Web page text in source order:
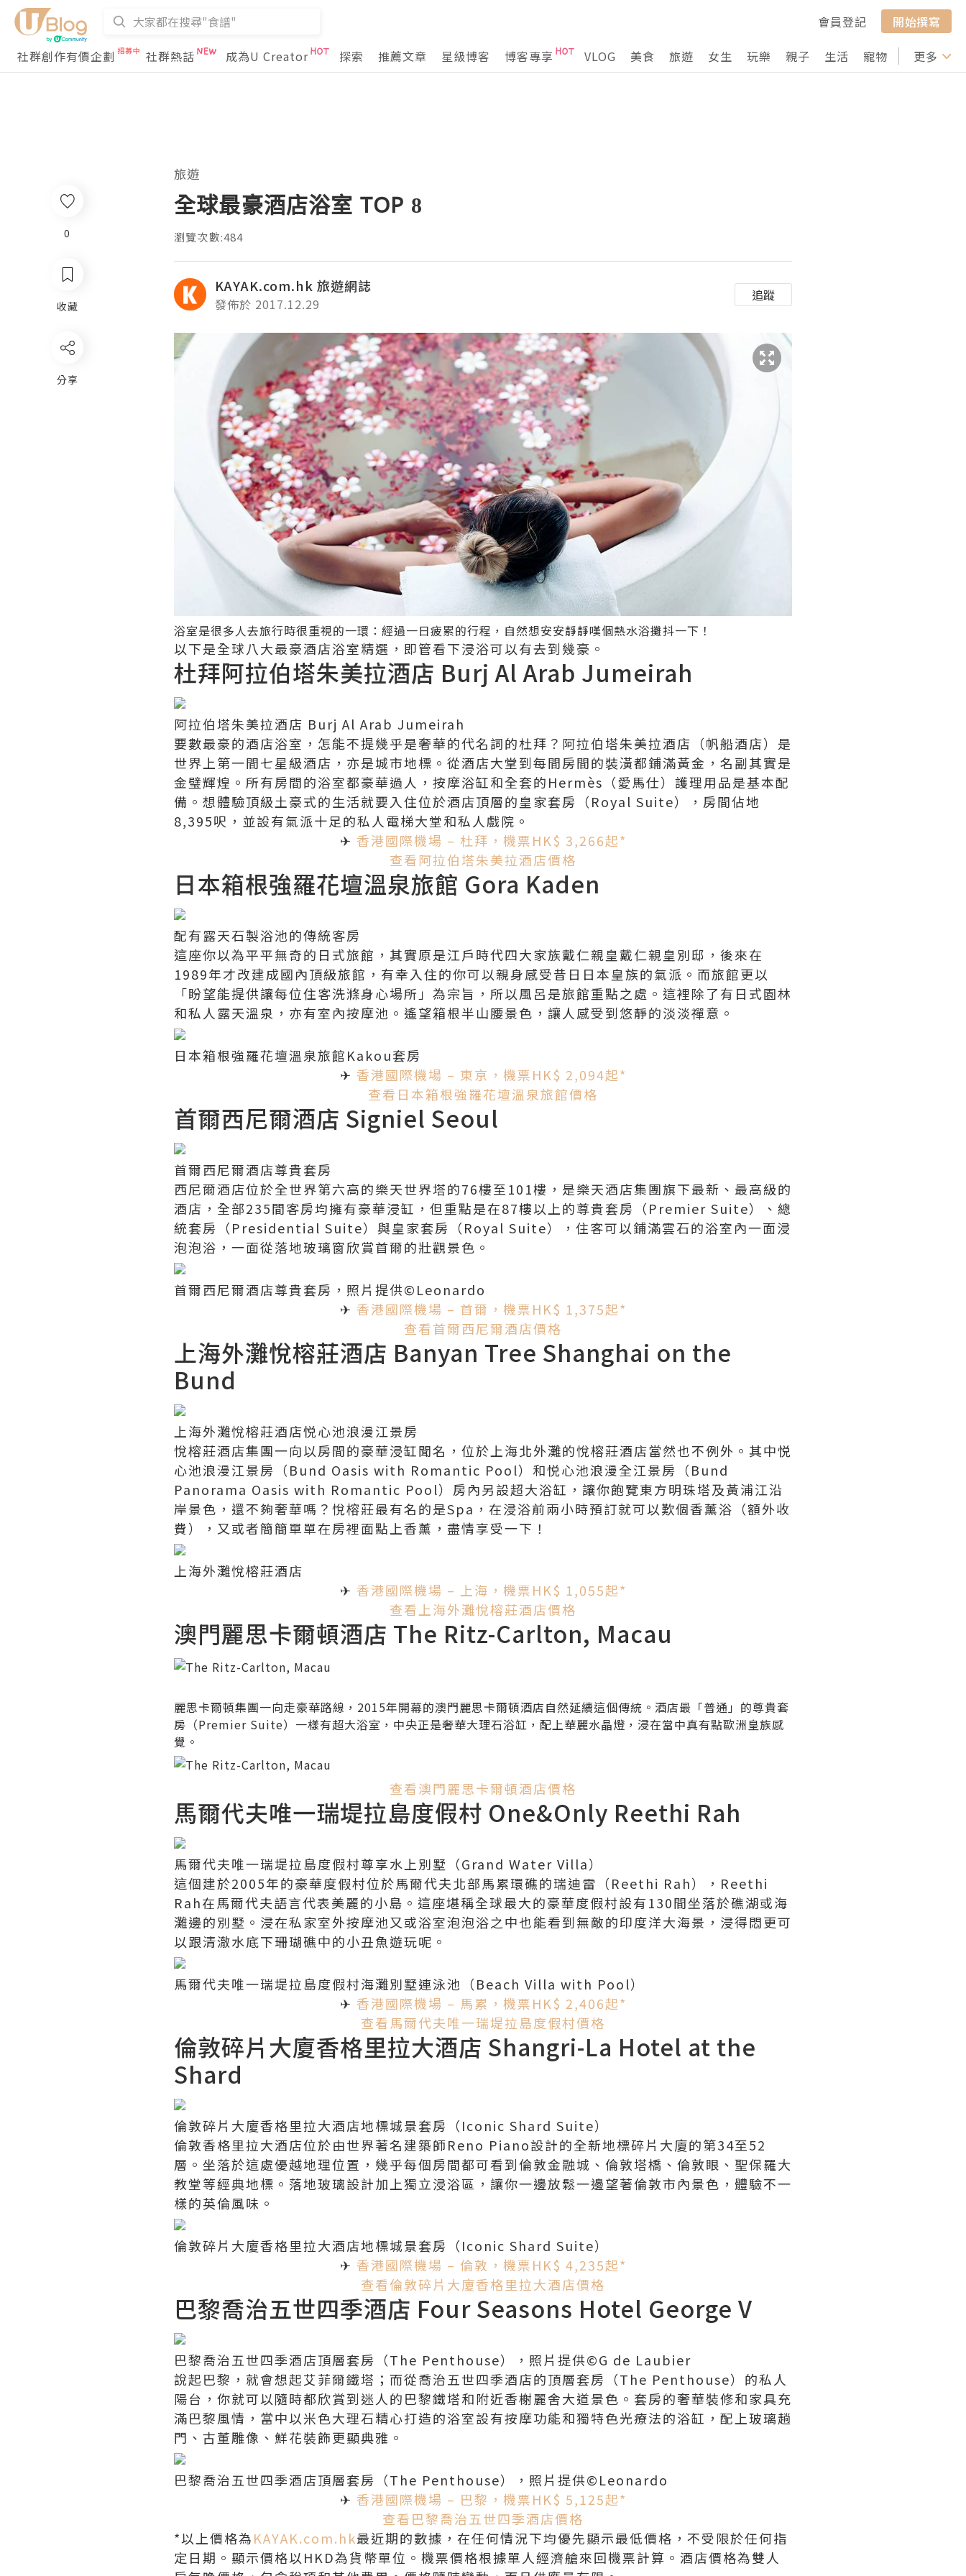
會員登記
開始撰寫
社群創作有價企劃
社群熱話 成為U Creator 探索 推薦文章 星級博客 博客專享 VLOG 美食 旅遊 女生 玩樂 親子 生活 寵物 行山 打卡
更多
0
收藏
分享
旅遊
全球最豪酒店浴室 TOP 8
瀏覽次數:484
KAYAK.com.hk 旅遊網誌
發佈於 2017.12.29
追蹤
浴室是很多人去旅行時很重視的一環：經過一日疲累的行程，自然想安安靜靜嘆個熱水浴攤抖一下！
以下是全球八大最豪酒店浴室精選，即管看下浸浴可以有去到幾豪。
杜拜阿拉伯塔朱美拉酒店 Burj Al Arab Jumeirah
阿拉伯塔朱美拉酒店 Burj Al Arab Jumeirah
要數最豪的酒店浴室，怎能不提幾乎是奢華的代名詞的杜拜？阿拉伯塔朱美拉酒店（帆船酒店）是
世界上第一間七星級酒店，亦是城市地標。從酒店大堂到每間房間的裝潢都鋪滿黃金，名副其實是
金璧輝煌。所有房間的浴室都豪華過人，按摩浴缸和全套的Hermès（愛馬仕）護理用品是基本配
備。想體驗頂級土豪式的生活就要入住位於酒店頂層的皇家套房（Royal Suite），房間佔地
8,395呎，並設有氣派十足的私人電梯大堂和私人戲院。
✈ 香港國際機場 – 杜拜，機票HK$ 3,266起*
查看阿拉伯塔朱美拉酒店價格
日本箱根強羅花壇溫泉旅館 Gora Kaden
配有露天石製浴池的傳統客房
這座你以為平平無奇的日式旅館，其實原是江戶時代四大家族戴仁親皇戴仁親皇別邸，後來在
1989年才改建成國內頂級旅館，有幸入住的你可以親身感受昔日日本皇族的氣派。而旅館更以
「盼望能提供讓每位住客洗滌身心場所」為宗旨，所以風呂是旅館重點之處。這裡除了有日式園林
和私人露天溫泉，亦有室內按摩池。遙望箱根半山腰景色，讓人感受到悠靜的淡淡禪意。
日本箱根強羅花壇溫泉旅館Kakou套房
✈ 香港國際機場 – 東京，機票HK$ 2,094起*
查看 日本箱根強羅花壇溫泉旅館價格
首爾西尼爾酒店 Signiel Seoul
首爾西尼爾酒店尊貴套房
西尼爾酒店位於全世界第六高的樂天世界塔的76樓至101樓，是樂天酒店集團旗下最新、最高級的
酒店，全部235間客房均擁有豪華浸缸，但重點是在87樓以上的尊貴套房（Premier Suite）、總
統套房（Presidential Suite）與皇家套房（Royal Suite），住客可以鋪滿雲石的浴室內一面浸
泡泡浴，一面從落地玻璃窗欣賞首爾的壯觀景色。
首爾西尼爾酒店尊貴套房，照片提供©Leonardo
✈ 香港國際機場 – 首爾，機票HK$ 1,375起*
查看首爾西尼爾酒店價格
上海外灘悅榕莊酒店 Banyan Tree Shanghai on the
Bund
上海外灘悅榕莊酒店悦心池浪漫江景房
悅榕莊酒店集團一向以房間的豪華浸缸聞名，位於上海北外灘的悅榕莊酒店當然也不例外。其中悦
心池浪漫江景房（Bund Oasis with Romantic Pool）和悦心池浪漫全江景房（Bund
Panorama Oasis with Romantic Pool）房內另設超大浴缸，讓你飽覽東方明珠塔及黃浦江沿
岸景色，還不夠奢華嗎？悅榕莊最有名的是Spa，在浸浴前兩小時預訂就可以歎個香薰浴（額外收
費），又或者簡簡單單在房裡面點上香薰，盡情享受一下！
上海外灘悅榕莊酒店
✈ 香港國際機場 – 上海，機票HK$ 1,055起*
查看 上海外灘悅榕莊酒店價格
澳門麗思卡爾頓酒店 The Ritz-Carlton, Macau
麗思卡爾頓集團一向走豪華路線，2015年開幕的澳門麗思卡爾頓酒店自然延續這個傳統。酒店最「普通」的尊貴套
房（Premier Suite）一樣有超大浴室，中央正是奢華大理石浴缸，配上華麗水晶燈，浸在當中真有點歐洲皇族感
覺。
查看澳門麗思卡爾頓酒店價格
馬爾代夫唯一瑞堤拉島度假村 One&Only Reethi Rah
馬爾代夫唯一瑞堤拉島度假村尊享水上別墅（Grand Water Villa）
這個建於2005年的豪華度假村位於馬爾代夫北部馬累環礁的瑞迪雷（Reethi Rah），Reethi
Rah在馬爾代夫語言代表美麗的小島。這座堪稱全球最大的豪華度假村設有130間坐落於礁湖或海
灘邊的別墅。浸在私家室外按摩池又或浴室泡泡浴之中也能看到無敵的印度洋大海景，浸得悶更可
以跟清澈水底下珊瑚礁中的小丑魚遊玩呢。
馬爾代夫唯一瑞堤拉島度假村海灘別墅連泳池（Beach Villa with Pool）
✈ 香港國際機場 – 馬累，機票HK$ 2,406起*
查看馬爾代夫唯一瑞堤拉島度假村價格
倫敦碎片大廈香格里拉大酒店 Shangri-La Hotel at the
Shard
倫敦碎片大廈香格里拉大酒店地標城景套房（Iconic Shard Suite）
倫敦香格里拉大酒店位於由世界著名建築師Reno Piano設計的全新地標碎片大廈的第34至52
層。坐落於這處優越地理位置，幾乎每個房間都可看到倫敦金融城、倫敦塔橋、倫敦眼、聖保羅大
教堂等經典地標。落地玻璃設計加上獨立浸浴區，讓你一邊放鬆一邊望著倫敦市內景色，體驗不一
樣的英倫風味。
倫敦碎片大廈香格里拉大酒店地標城景套房（Iconic Shard Suite）
✈ 香港國際機場 – 倫敦，機票HK$ 4,235起*
查看倫敦碎片大廈香格里拉大酒店價格
巴黎喬治五世四季酒店 Four Seasons Hotel George V
巴黎喬治五世四季酒店頂層套房（The Penthouse），照片提供©G de Laubier
說起巴黎，就會想起艾菲爾鐵塔；而從喬治五世四季酒店的頂層套房（The Penthouse）的私人
陽台，你就可以隨時都欣賞到迷人的巴黎鐵塔和附近香榭麗舍大道景色。套房的奢華裝修和家具充
滿巴黎風情，當中以米色大理石精心打造的浴室設有按摩功能和獨特色光療法的浴缸，配上玻璃趟
門、古董雕像、鮮花裝飾更顯典雅。
巴黎喬治五世四季酒店頂層套房（The Penthouse），照片提供©Leonardo
✈ 香港國際機場 – 巴黎，機票HK$ 5,125起*
查看巴黎喬治五世四季酒店價格
*以上價格為KAYAK.com.hk最近期的數據，在任何情況下均優先顯示最低價格，不受限於任何指
定日期。顯示價格以 HKD為貨幣單位。機票價格根據單人經濟艙來回機票計算。酒店價格為雙人